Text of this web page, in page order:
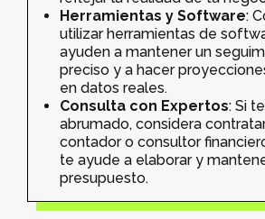
Herramientas y Software:
utilizar herramientas de
ayuden a mantener un
preciso y a hacer
en datos reales.
Consulta con Expertos: Si
abrumado, considera
contador o consultor
te ayude a elaborar y
presupuesto.